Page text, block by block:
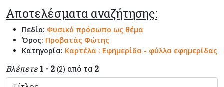
Αποτελέσματα αναζήτησης:
Πεδίο: Φυσικό πρόσωπο ως θέμα
Όρος: Προβατάς Φώτης
Κατηγορία: Καρτέλα : Εφημερίδα - φύλλα εφημερίδας
Βλέπετε 1 - 2 (2) από τα 2